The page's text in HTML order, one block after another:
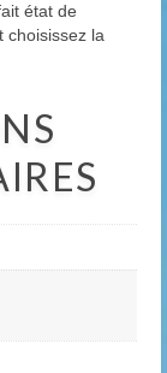
état de
choisissez la